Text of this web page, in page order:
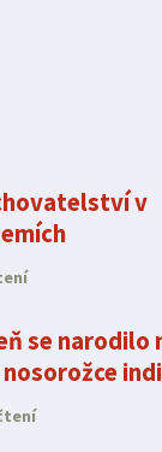
v
se narodilo